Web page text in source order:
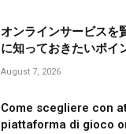
オンラインサービスを
に知っておきたいポイ
August 7, 2026
Come scegliere con
piattaforma di gioco